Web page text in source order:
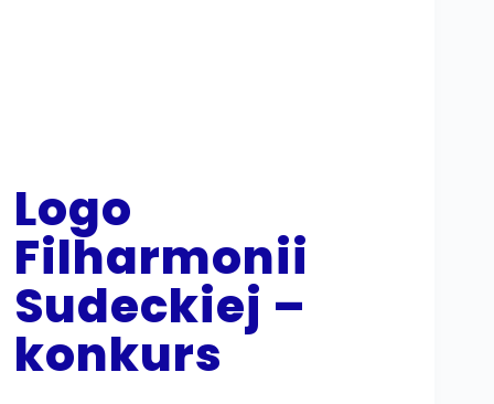
Logo
Filharmonii
Sudeckiej –
konkurs